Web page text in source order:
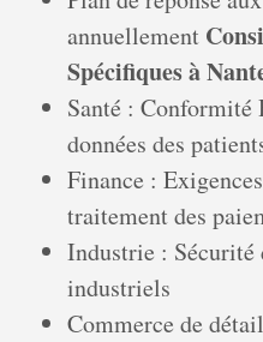
annuellement
Spécifiques à
Santé : Conformité
données des
Finance :
traitement des
Industrie : Sécurité
industriels
Commerce de